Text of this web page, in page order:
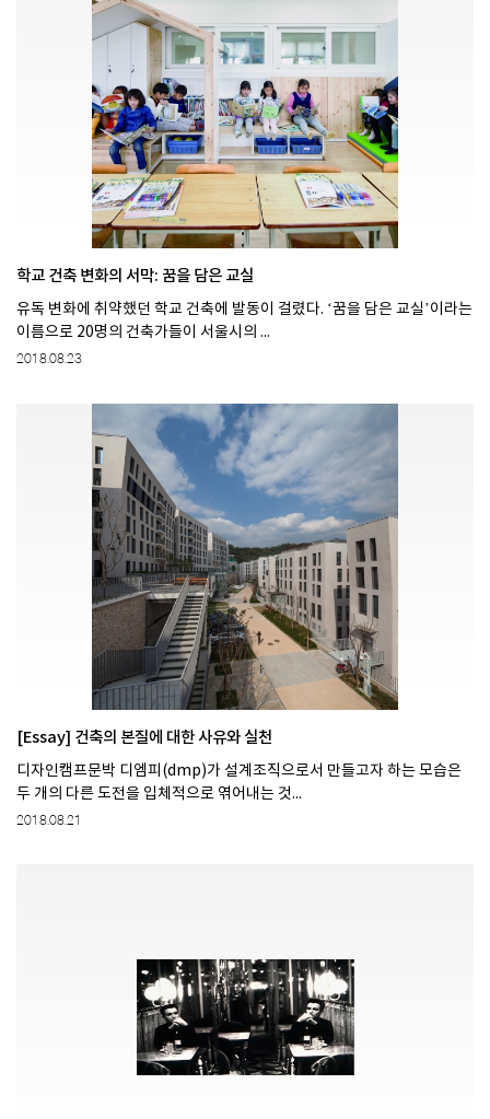
학교 건축 변화의 서막: 꿈을 담은 교실
유독 변화에 취약했던 학교 건축에 발동이 걸렸다. ‘꿈을 담은 교실’이라는
이름으로 20명의 건축가들이 서울시의 ...
2018.08.23
[Essay] 건축의 본질에 대한 사유와 실천
디자인캠프문박 디엠피(dmp)가 설계조직으로서 만들고자 하는 모습은
두 개의 다른 도전을 입체적으로 엮어내는 것...
2018.08.21